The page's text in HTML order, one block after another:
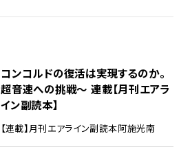
コンコルドの復活は実現するのか。
超音速への挑戦～ 連載【月刊エアラ
イン副読本】
【連載】月刊エアライン副読本阿施光南